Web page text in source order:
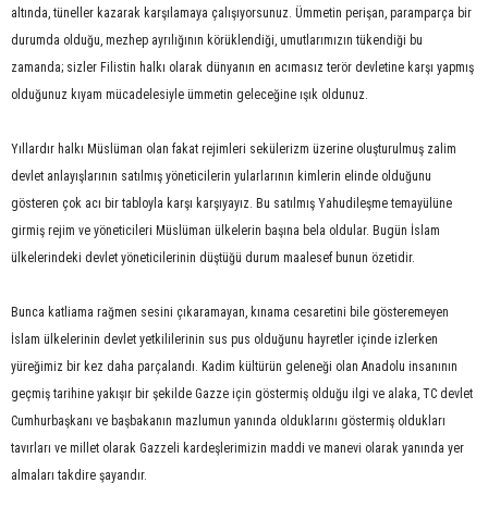
altında, tüneller kazarak karşılamaya çalışıyorsunuz. Ümmetin perişan, paramparça bir
durumda olduğu, mezhep ayrılığının körüklendiği, umutlarımızın tükendiği bu
zamanda; sizler Filistin halkı olarak dünyanın en acımasız terör devletine karşı yapmış
olduğunuz kıyam mücadelesiyle ümmetin geleceğine ışık oldunuz.
Yıllardır halkı Müslüman olan fakat rejimleri sekülerizm üzerine oluşturulmuş zalim
devlet anlayışlarının satılmış yöneticilerin yularlarının kimlerin elinde olduğunu
gösteren çok acı bir tabloyla karşı karşıyayız. Bu satılmış Yahudileşme temayülüne
girmiş rejim ve yöneticileri Müslüman ülkelerin başına bela oldular. Bugün İslam
ülkelerindeki devlet yöneticilerinin düştüğü durum maalesef bunun özetidir.
Bunca katliama rağmen sesini çıkaramayan, kınama cesaretini bile gösteremeyen
İslam ülkelerinin devlet yetkililerinin sus pus olduğunu hayretler içinde izlerken
yüreğimiz bir kez daha parçalandı. Kadim kültürün geleneği olan Anadolu insanının
geçmiş tarihine yakışır bir şekilde Gazze için göstermiş olduğu ilgi ve alaka, TC devlet
Cumhurbaşkanı ve başbakanın mazlumun yanında olduklarını göstermiş oldukları
tavırları ve millet olarak Gazzeli kardeşlerimizin maddi ve manevi olarak yanında yer
almaları takdire şayandır.